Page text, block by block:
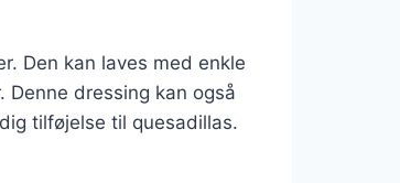
Den kan laves med enkle
dressing kan også
tilføjelse til quesadillas.